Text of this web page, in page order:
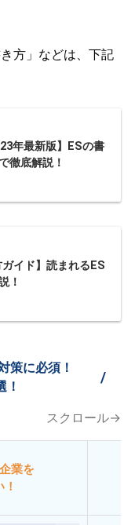
方」などは、下記
年最新版】ESの書
徹底解説！
ガイド】読まれるES
！
策に必須！
！
/
スクロール→
業を